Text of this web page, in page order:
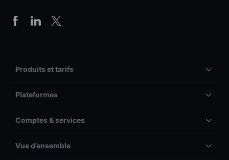
Produits et tarifs
Plateformes
Comptes & services
Vue d’ensemble